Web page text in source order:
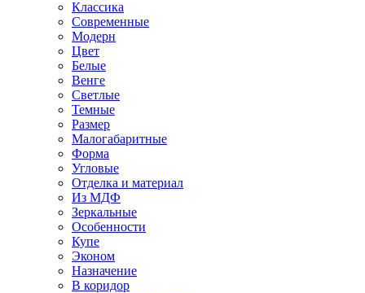
Классика
Современные
Модерн
Цвет
Белые
Венге
Светлые
Темные
Размер
Малогабаритные
Форма
Угловые
Отделка и материал
Из МДФ
Зеркальные
Особенности
Купе
Эконом
Назначение
В коридор